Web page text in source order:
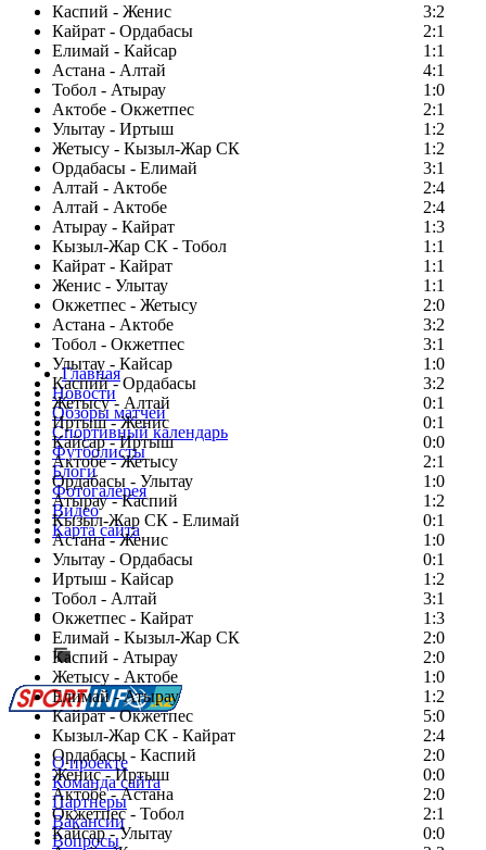
Каспий - Женис
3:2
Кайрат - Ордабасы
2:1
Елимай - Кайсар
1:1
Астана - Алтай
4:1
Тобол - Атырау
1:0
Актобе - Окжетпес
2:1
Улытау - Иртыш
1:2
Жетысу - Кызыл-Жар СК
1:2
Ордабасы - Елимай
3:1
Алтай - Актобе
2:4
Алтай - Актобе
2:4
Атырау - Кайрат
1:3
Кызыл-Жар СК - Тобол
1:1
Кайрат - Кайрат
1:1
Женис - Улытау
1:1
Окжетпес - Жетысу
2:0
Астана - Актобе
3:2
Тобол - Окжетпес
3:1
Улытау - Кайсар
1:0
Каспий - Ордабасы
3:2
Жетысу - Алтай
0:1
Иртыш - Женис
0:1
Кайсар - Иртыш
0:0
Актобе - Жетысу
2:1
Ордабасы - Улытау
1:0
Атырау - Каспий
1:2
Кызыл-Жар СК - Елимай
0:1
Астана - Женис
1:0
Улытау - Ордабасы
0:1
Иртыш - Кайсар
1:2
Тобол - Алтай
3:1
Окжетпес - Кайрат
1:3
Елимай - Кызыл-Жар СК
2:0
Каспий - Атырау
2:0
Жетысу - Актобе
1:0
Елимай - Атырау
1:2
Кайрат - Окжетпес
5:0
Кызыл-Жар СК - Кайрат
2:4
Ордабасы - Каспий
2:0
Женис - Иртыш
0:0
Актобе - Астана
2:0
Окжетпес - Тобол
2:1
Кайсар - Улытау
0:0
Главная
Новости
Обзоры матчей
Спортивный календарь
Футболисты
Блоги
Фотогалерея
Видео
Карта сайта
Есть идея?
Сообщить о мероприятии
Перейти на старый сайт
О проекте
Команда сайта
Партнеры
Вакансии
Вопросы